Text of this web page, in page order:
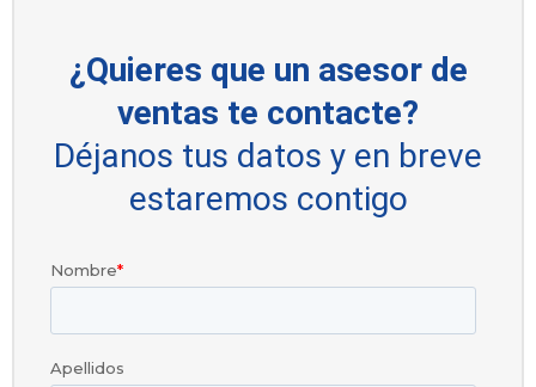
¿Quieres que un asesor de
ventas te contacte?
Déjanos tus datos y en breve
estaremos contigo